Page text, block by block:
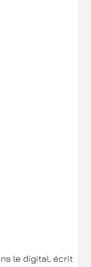
le digital, écrit